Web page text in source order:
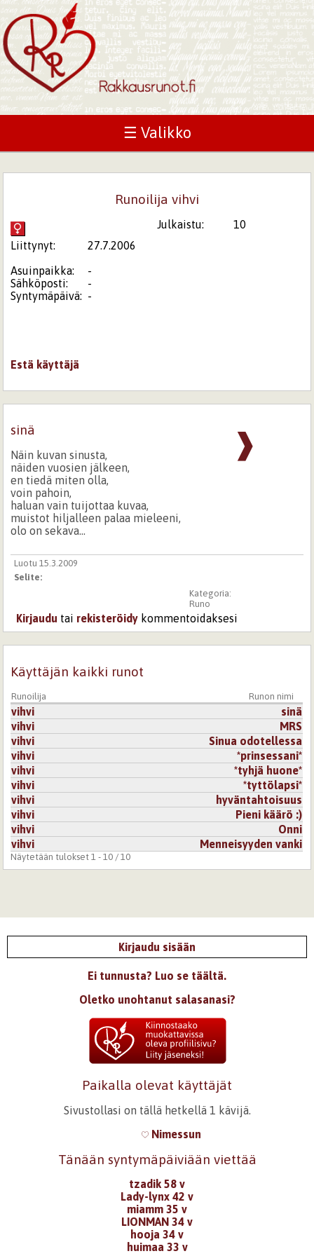
☰ Valikko
Runoilija vihvi
Julkaistu:
10
Liittynyt:
27.7.2006
Asuinpaikka:
-
Sähköposti:
-
Syntymäpäivä: -
Estä käyttäjä
❱
sinä
Näin kuvan sinusta,
näiden vuosien jälkeen,
en tiedä miten olla,
voin pahoin,
haluan vain tuijottaa kuvaa,
muistot hiljalleen palaa mieleeni,
olo on sekava...
Luotu 15.3.2009
Selite:
Kategoria:
Runo
Kirjaudu tai rekisteröidy kommentoidaksesi
Käyttäjän kaikki runot
Runoilija Runon nimi
vihvi
sinä
vihvi
MRS
vihvi
Sinua odotellessa
vihvi
*prinsessani*
vihvi
*tyhjä huone*
vihvi
*tyttölapsi*
vihvi
hyväntahtoisuus
vihvi
Pieni käärö :)
vihvi
Onni
vihvi
Menneisyyden vanki
Näytetään tulokset 1 - 10 / 10
Kirjaudu sisään
Ei tunnusta? Luo se täältä.
Oletko unohtanut salasanasi?
Paikalla olevat käyttäjät
Sivustollasi on tällä hetkellä 1 kävijä.
Nimessun
Tänään syntymäpäiviään viettää
tzadik 58 v
Lady-lynx 42 v
miamm 35 v
LIONMAN 34 v
hooja 34 v
huimaa 33 v